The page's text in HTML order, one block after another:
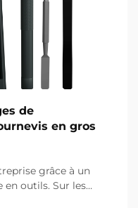
de
en gros
grâce à un
outils. Sur les